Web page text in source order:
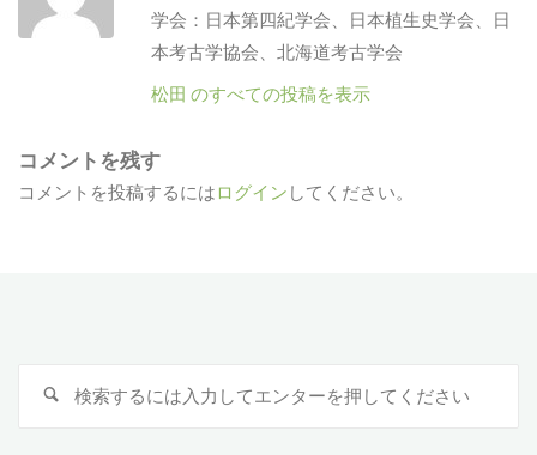
学会：日本第四紀学会、日本植生史学会、日
本考古学協会、北海道考古学会
松田 のすべての投稿を表示
コメントを残す
コメントを投稿するにはログイン してください。